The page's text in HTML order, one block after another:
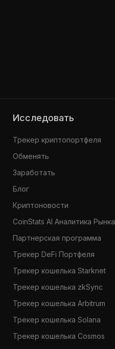
Исследовать
Трекер криптопортфеля
Обменять
Заработать
Блог
Криптоновости
CoinStats AI Аналитика Рынка
Партнерская программа
Трекер DeFi Портфеля
Трекер кошелька Starknet
Трекер кошелька zkSync
Трекер кошелька Arbitrum
Трекер кошелька Solana
Трекер кошелька Cosmos